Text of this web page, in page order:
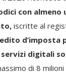
con almeno
iscritte al
d’imposta
digitali
di 8